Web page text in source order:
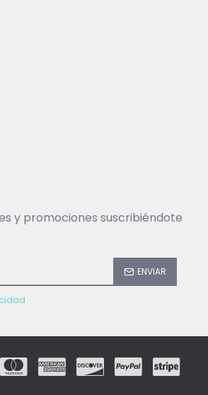
y promociones suscribiéndote
ENVIAR